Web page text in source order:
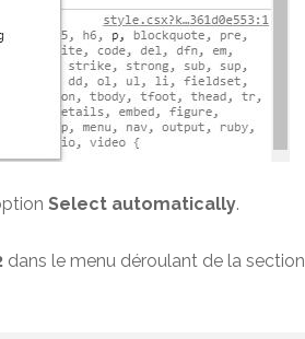
Select automatically.
dans le menu déroulant de la